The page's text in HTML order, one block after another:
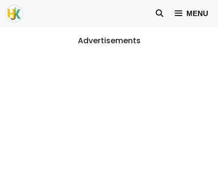
Skip
to
MENU
Advertisements